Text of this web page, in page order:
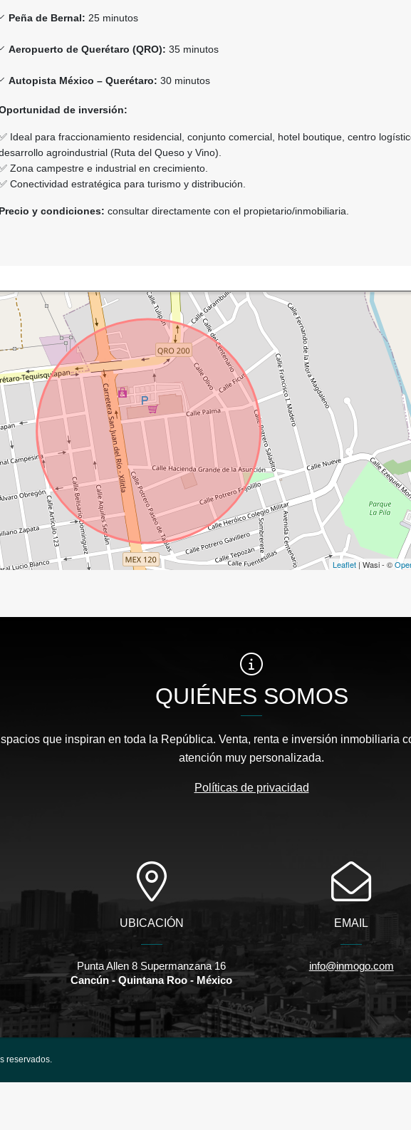
Peña de Bernal: 25 minutos
Aeropuerto de Querétaro (QRO): 35 minutos
Autopista México – Querétaro: 30 minutos
de inversión:
Ideal para fraccionamiento residencial, conjunto comercial, hotel boutique, centro
agroindustrial (Ruta del Queso y Vino).
Zona campestre e industrial en crecimiento.
Conectividad estratégica para turismo y distribución.
Precio y condiciones: consultar directamente con el propietario/inmobiliaria.
Leaflet | Wasi - ©
QUIÉNES SOMOS
que inspiran en toda la República. Venta, renta e inversión inmobiliaria
atención muy personalizada.
Políticas de privacidad
UBICACIÓN
Punta Allen 8 Supermanzana 16
Cancún - Quintana Roo - México
EMAIL
info@inmogo.com
reservados.